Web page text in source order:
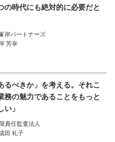
の時代にも絶対的に必要だと
岸パートナーズ
芳幸
るべきか」を考える。それこ
務の魅力であることをもっと
い」
責任監査法人
田 礼子